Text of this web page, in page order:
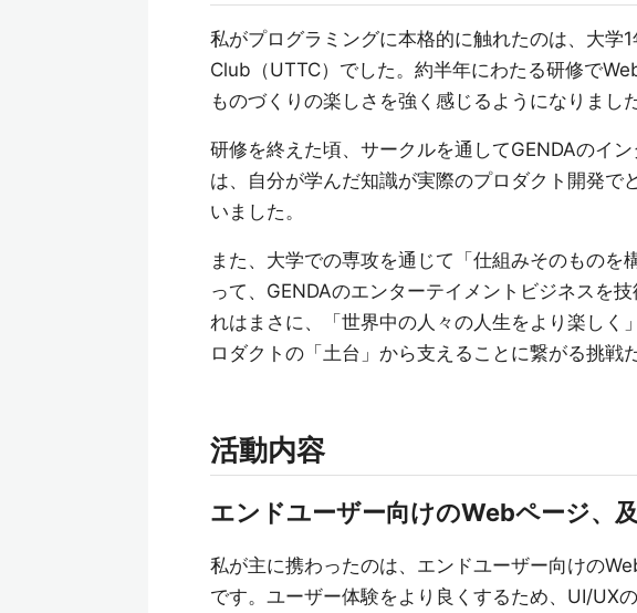
私がプログラミングに本格的に触れたのは、大学
Club（UTTC）でした。約半年にわたる研修で
ものづくりの楽しさを強く感じるようになりました
研修を終えた頃、サークルを通してGENDAのイ
は、自分が学んだ知識が実際のプロダクト開発で
いました。
また、大学での専攻を通じて「仕組みそのものを
って、GENDAのエンターテイメントビジネスを
れはまさに、「世界中の人々の人生をより楽し
ロダクトの「土台」から支えることに繋がる挑戦
活動内容
エンドユーザー向けのWebページ、
私が主に携わったのは、エンドユーザー向けの
です。ユーザー体験をより良くするため、UI/UX